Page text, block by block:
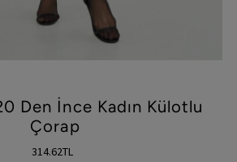
Den İnce Kadın Külotlu
Çorap
Fiyat
314.62TL